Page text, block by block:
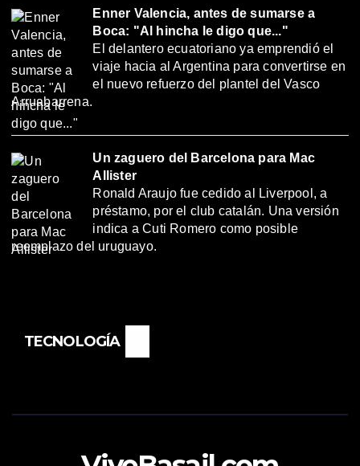
Enner Valencia, antes de sumarse a
Boca: "Al hincha le digo que..."
El delantero ecuatoriano ya emprendió el
viaje hacia al Argentina para convertirse en
el nuevo refuerzo del plantel del Vasco
Arruabarrena.
Un zaguero del Barcelona para Mac
Allister
Ronald Araujo fue cedido al Liverpool, a
préstamo, por el club catalán. Una versión
indica a Cuti Romero como posible
reemplazo del uruguayo.
TECNOLOGÍA